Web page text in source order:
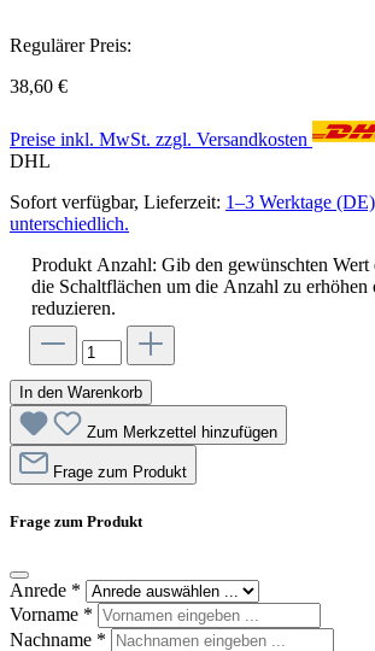
Regulärer Preis:
38,60 €
Preise inkl. MwSt. zzgl. Versandkosten
DHL
Sofort verfügbar, Lieferzeit: 1–3 Werktage
unterschiedlich.
Produkt Anzahl: Gib den gewünschten Wert
die Schaltflächen um die Anzahl zu erhöhen
reduzieren.
In den Warenkorb
Zum Merkzettel hinzufügen
Frage zum Produkt
Frage zum Produkt
Anrede *
Vorname *
Nachname *